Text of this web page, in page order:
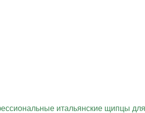
итальянские щипцы